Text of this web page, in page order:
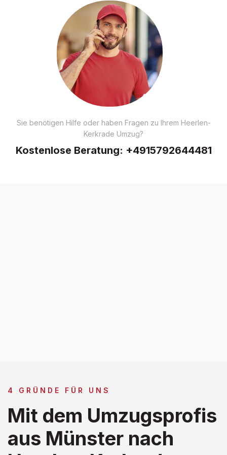
Sie benötigen Hilfe oder haben Fragen zu Ihrem Heerlen-
Kerkrade Umzug?
Kostenlose Beratung: +4915792644481
4 GRÜNDE FÜR UNS
Mit dem Umzugsprofis
aus Münster nach